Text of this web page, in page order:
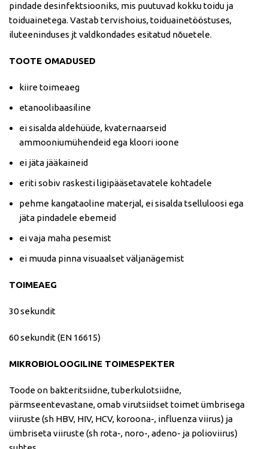
pindade desinfektsiooniks, mis puutuvad kokku toidu ja
toiduainetega. Vastab tervishoius, toiduainetööstuses,
iluteeninduses jt valdkondades esitatud nõuetele.
TOOTE OMADUSED
kiire toimeaeg
etanoolibaasiline
ei sisalda aldehüüde, kvaternaarseid
ammooniumühendeid ega kloori ioone
ei jäta jääkaineid
eriti sobiv raskesti ligipääsetavatele kohtadele
pehme kangataoline materjal, ei sisalda tselluloosi ega
jäta pindadele ebemeid
ei vaja maha pesemist
ei muuda pinna visuaalset väljanägemist
TOIMEAEG
30 sekundit
60 sekundit (EN 16615)
MIKROBIOLOOGILINE TOIMESPEKTER
Toode on bakteritsiidne, tuberkulotsiidne,
pärmseentevastane, omab virutsiidset toimet ümbrisega
viiruste (sh HBV, HIV, HCV, koroona-, influenza viirus) ja
ümbriseta viiruste (sh rota-, noro-, adeno- ja polioviirus)